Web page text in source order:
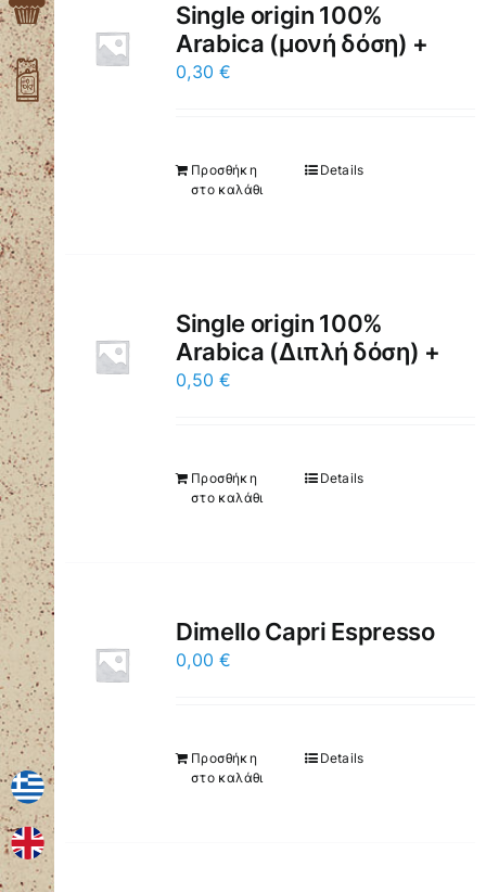
Single origin 100%
Arabica (μονή δόση) +
0,30€
Προσθήκη
στο καλάθι
Details
Single origin 100%
Arabica (Διπλή δόση) +
0,50€
Προσθήκη
στο καλάθι
Details
Dimello Capri Espresso
0,00€
Προσθήκη
στο καλάθι
Details